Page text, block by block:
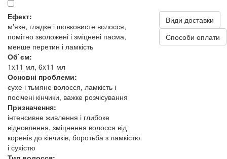
Ефект:
м'яке, гладке і шовковисте волосся,
помітно зволожені і зміцнені пасма,
менше перетин і ламкість
Об`єм:
1x11 мл, 6x11 мл
Основні проблеми:
сухе і тьмяне волосся, ламкість і
посічені кінчики, важке розчісування
Призначення:
інтенсивне живлення і глибоке
відновлення, зміцнення волосся від
коренів до кінчиків, боротьба з ламкістю
і сухістю
Види доставки
Способи оплати